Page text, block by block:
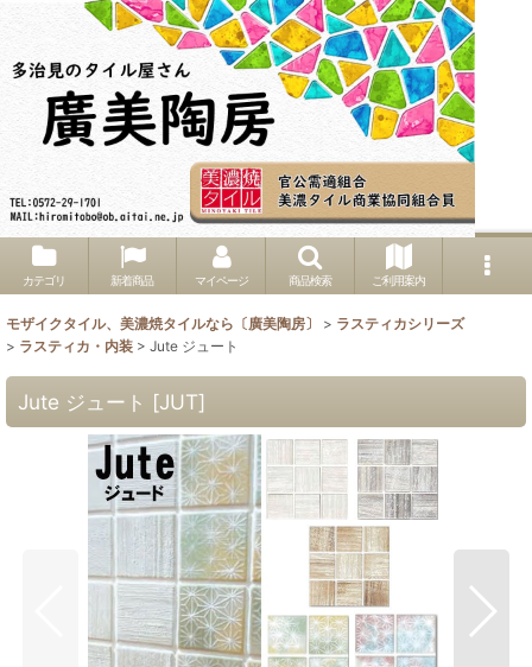
カテゴリ 新着商品 マイページ 商品検索 ご利用案内
モザイクタイル、美濃焼タイルなら〔廣美陶房〕 > ラスティカシリーズ
> ラスティカ・内装 > Jute ジュート
Jute ジュート [JUT]